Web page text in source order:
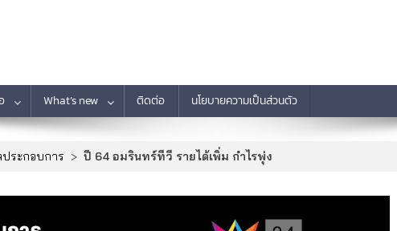
What’s new ติดต่อ นโยบายความเป็นส่วนตัว
ประกอบการ > ปี 64 อมรินทร์ทีวี รายได้เพิ่ม กำไรพุ่ง